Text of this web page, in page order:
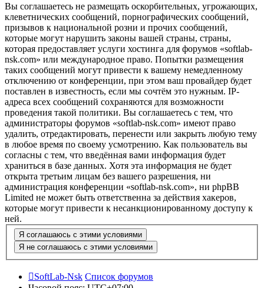
Вы соглашаетесь не размещать оскорбительных, угрожающих,
клеветнических сообщений, порнографических сообщений,
призывов к национальной розни и прочих сообщений,
которые могут нарушить законы вашей страны, страны,
которая предоставляет услуги хостинга для форумов «softlab-
nsk.com» или международное право. Попытки размещения
таких сообщений могут привести к вашему немедленному
отключению от конференции, при этом ваш провайдер будет
поставлен в известность, если мы сочтём это нужным. IP-
адреса всех сообщений сохраняются для возможности
проведения такой политики. Вы соглашаетесь с тем, что
администраторы форумов «softlab-nsk.com» имеют право
удалить, отредактировать, перенести или закрыть любую тему
в любое время по своему усмотрению. Как пользователь вы
согласны с тем, что введённая вами информация будет
храниться в базе данных. Хотя эта информация не будет
открыта третьим лицам без вашего разрешения, ни
администрация конференции «softlab-nsk.com», ни phpBB
Limited не может быть ответственна за действия хакеров,
которые могут привести к несанкционированному доступу к
ней.
SoftLab-Nsk Список форумов